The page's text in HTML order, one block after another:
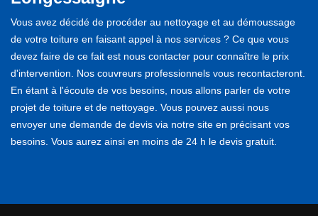
Vous avez décidé de procéder au nettoyage et au démoussage
de votre toiture en faisant appel à nos services ? Ce que vous
devez faire de ce fait est nous contacter pour connaître le prix
d'intervention. Nos couvreurs professionnels vous recontacteront.
En étant à l'écoute de vos besoins, nous allons parler de votre
projet de toiture et de nettoyage. Vous pouvez aussi nous
envoyer une demande de devis via notre site en précisant vos
besoins. Vous aurez ainsi en moins de 24 h le devis gratuit.